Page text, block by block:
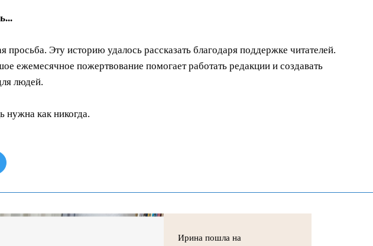
просьба. Эту историю удалось рассказать благодаря поддержке читателей.
ежемесячное пожертвование помогает работать редакции и создавать
людей.
как никогда.
Ирина пошла на